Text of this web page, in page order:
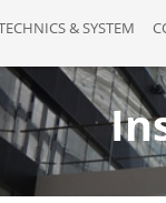
& SYSTEM